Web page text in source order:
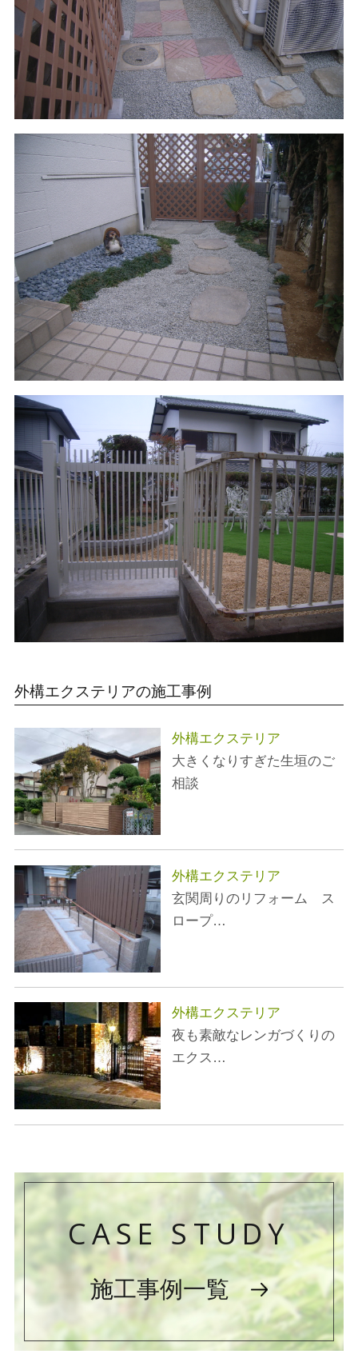
外構エクステリアの施工事例
外構エクステリア
大きくなりすぎた生垣のご
相談
外構エクステリア
玄関周りのリフォーム ス
ロープ…
外構エクステリア
夜も素敵なレンガづくりの
エクス…
CASE STUDY
施工事例一覧